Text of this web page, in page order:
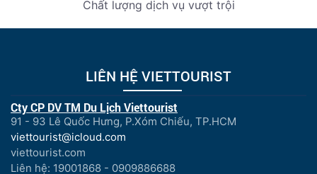
Chất lượng dịch vụ vượt trội
LIÊN HỆ VIETTOURIST
Cty CP DV TM Du Lịch Viettourist
91 - 93 Lê Quốc Hưng, P.Xóm Chiếu, TP.HCM
viettourist@icloud.com
viettourist.com
Liên hệ: 19001868 - 0909886688